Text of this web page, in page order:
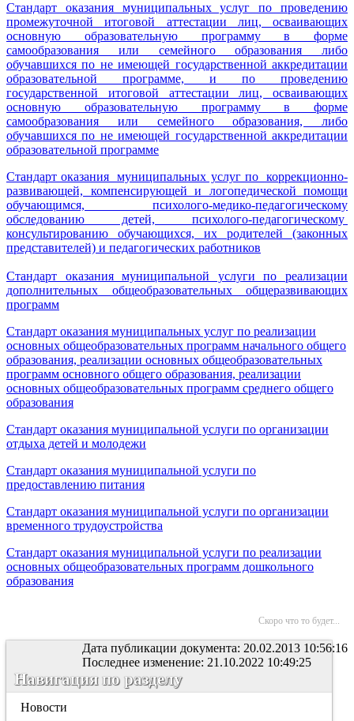
Стандарт оказания муниципальных услуг по проведению
промежуточной итоговой аттестации лиц, осваивающих
основную образовательную программу в форме
самообразования или семейного образования либо
обучавшихся по не имеющей государственной аккредитации
образовательной программе, и по проведению
государственной итоговой аттестации лиц, осваивающих
основную образовательную программу в форме
самообразования или семейного образования, либо
обучавшихся по не имеющей государственной аккредитации
образовательной программе
Стандарт оказания муниципальных услуг по коррекционно-
развивающей, компенсирующей и логопедической помощи
обучающимся, психолого-медико-педагогическому
обследованию детей, психолого-педагогическому
консультированию обучающихся, их родителей (законных
представителей) и педагогических работников
Стандарт оказания муниципальной услуги по реализации
дополнительных общеобразовательных общеразвивающих
программ
Стандарт оказания муниципальных услуг по реализации
основных общеобразовательных программ начального общего
образования, реализации основных общеобразовательных
программ основного общего образования, реализации
основных общеобразовательных программ среднего общего
образования
Стандарт оказания муниципальной услуги по организации
отдыха детей и молодежи
Стандарт оказания муниципальной услуги по
предоставлению питания
Стандарт оказания муниципальной услуги по организации
временного трудоустройства
Стандарт оказания муниципальной услуги по реализации
основных общеобразовательных программ дошкольного
образования
Скоро что то будет...
Дата публикации документа: 20.02.2013 10:56:16
Последнее изменение: 21.10.2022 10:49:25
Навигация по разделу
Новости